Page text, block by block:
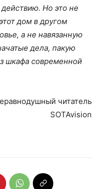
Но это не
дом в другом
а не навязанную
дела, пакую
шкафа современной
читатель
SOTAvision